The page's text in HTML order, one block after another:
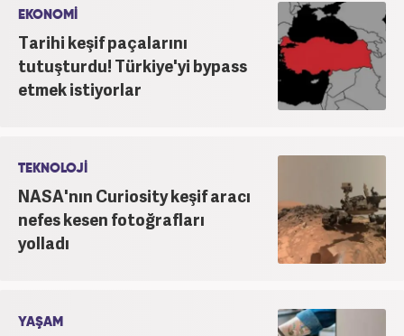
EKONOMİ
Tarihi keşif paçalarını
tutuşturdu! Türkiye'yi bypass
etmek istiyorlar
TEKNOLOJİ
NASA'nın Curiosity keşif aracı
nefes kesen fotoğrafları
yolladı
YAŞAM